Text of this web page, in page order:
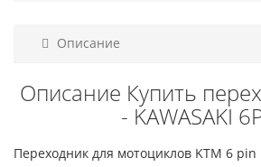
Описание
Описание Купить
- KAWASAKI
Переходник для мотоциклов KTM 6 pin